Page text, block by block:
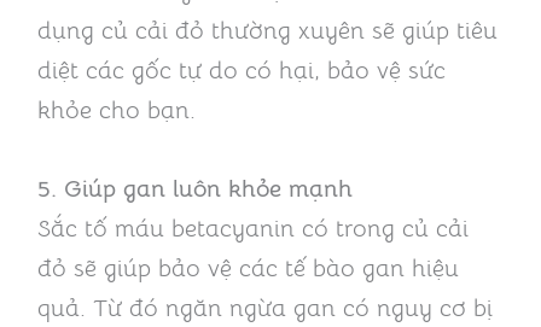
dụng củ cải đỏ thường xuyên sẽ giúp tiêu
diệt các gốc tự do có hại, bảo vệ sức
khỏe cho bạn.
5. Giúp gan luôn khỏe mạnh
Sắc tố máu betacyanin có trong củ cải
đỏ sẽ giúp bảo vệ các tế bào gan hiệu
quả. Từ đó ngăn ngừa gan có nguy cơ bị